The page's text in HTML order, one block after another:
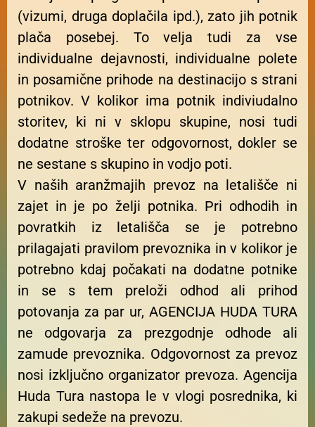
(vizumi, druga doplačila ipd.), zato jih potnik
plača posebej. To velja tudi za vse
individualne dejavnosti, individualne polete
in posamične prihode na destinacijo s strani
potnikov. V kolikor ima potnik indiviudalno
storitev, ki ni v sklopu skupine, nosi tudi
dodatne stroške ter odgovornost, dokler se
ne sestane s skupino in vodjo poti.
V naših aranžmajih prevoz na letališče ni
zajet in je po želji potnika. Pri odhodih in
povratkih iz letališča se je potrebno
prilagajati pravilom prevoznika in v kolikor je
potrebno kdaj počakati na dodatne potnike
in se s tem preloži odhod ali prihod
potovanja za par ur, AGENCIJA HUDA TURA
ne odgovarja za prezgodnje odhode ali
zamude prevoznika. Odgovornost za prevoz
nosi izključno organizator prevoza. Agencija
Huda Tura nastopa le v vlogi posrednika, ki
zakupi sedeže na prevozu.